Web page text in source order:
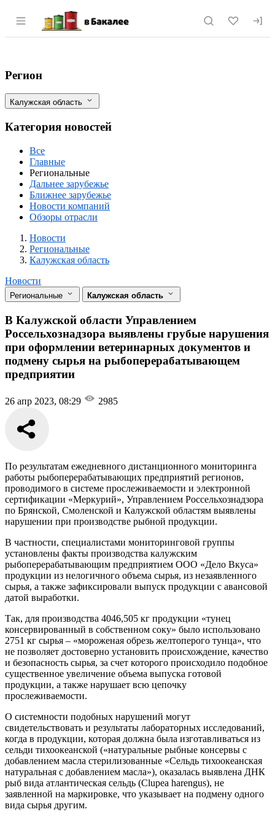
Раздел навигации по сайту vbakalee.ru
В Калужской области Управлением
Фильтры
Регион
Калужская область
Категория новостей
Все
Главные
Региональные
Дальнее зарубежье
Ближнее зарубежье
Новости компаний
Обзоры отрасли
Новости
Разделы
Новости
Региональные
Калужская область
Новости
Региональные Калужская область
В Калужской области Управлением
Россельхознадзора выявлены грубые нарушения
при оформлении ветеринарных документов и
подмену сырья на рыбоперерабатывающем
предприятии
26 апр 2023, 08:29 2985
По результатам ежедневного дистанционного мониторинга
работы рыбоперерабатывающих предприятий регионов,
проводимого в системе прослеживаемости и электронной
сертификации «Меркурий», Управлением Россельхознадзора
по Брянской, Смоленской и Калужской областям выявлены
нарушении при производстве рыбной продукции.
В частности, специалистами мониторинговой группы
установлены факты производства калужским
рыбоперерабатывающим предприятием ООО «Дело Вкуса»
продукции из нелогичного объема сырья, из незаявленного
сырья, а также зафиксировали выпуск продукции с авансовой
датой выработки.
Так, для производства 4046,505 кг продукции «тунец
консервированный в собственном соку» было использовано
2751 кг сырья – «мороженая обрезь желтоперого тунца», что
не позволяет достоверно установить происхождение, качество
и безопасность сырья, за счет которого происходило подобное
существенное увеличение объема выпуска готовой
продукции, а также нарушает всю цепочку
прослеживаемости.
О системности подобных нарушений могут
свидетельствовать и результаты лабораторных исследований,
когда в продукции, которая должна была изготавливаться из
сельди тихоокеанской («натуральные рыбные консервы с
добавлением масла стерилизованные «Сельдь тихоокеанская
натуральная с добавлением масла»), оказалась выявлена ДНК
рыб вида атлантическая сельдь (Clupea harengus), не
заявленной на маркировке, что указывает на подмену одного
вида сырья другим.